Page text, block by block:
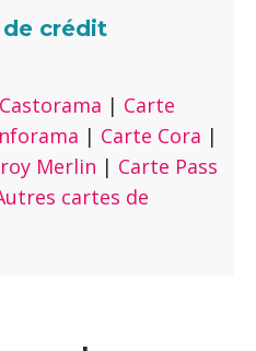
de crédit
| Carte
| Carte Cora |
Merlin | Carte Pass
cartes de